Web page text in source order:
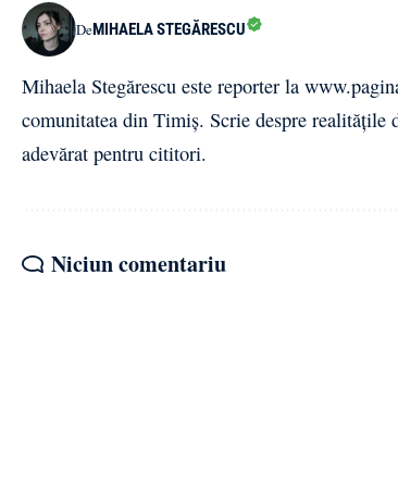
DeMIHAELA STEGĂRESCU
Mihaela Stegărescu este reporter la
comunitatea din Timiș. Scrie despre realitățile
adevărat pentru cititori.
Niciun comentariu